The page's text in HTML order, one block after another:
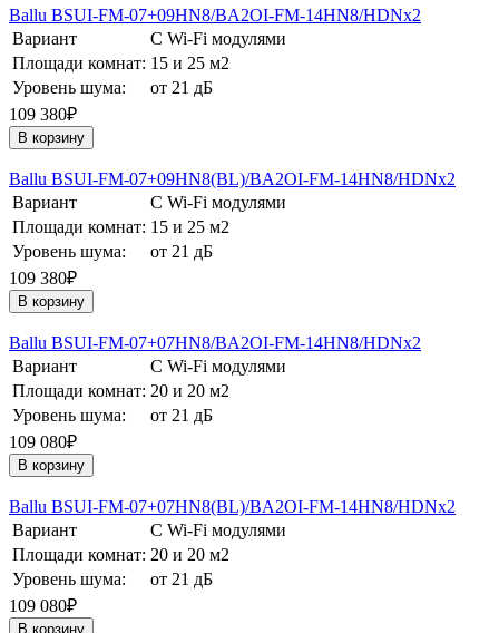
Ballu BSUI-FM-07+09HN8/BA2OI-FM-14HN8/HDNх2
Вариант
С Wi-Fi модулями
Площади комнат: 15 и 25 м2
Уровень шума:
от 21 дБ
109 380₽
В корзину
Ballu BSUI-FM-07+09HN8(BL)/BA2OI-FM-14HN8/HDNх2
Вариант
С Wi-Fi модулями
Площади комнат: 15 и 25 м2
Уровень шума:
от 21 дБ
109 380₽
В корзину
Ballu BSUI-FM-07+07HN8/BA2OI-FM-14HN8/HDNх2
Вариант
С Wi-Fi модулями
Площади комнат: 20 и 20 м2
Уровень шума:
от 21 дБ
109 080₽
В корзину
Ballu BSUI-FM-07+07HN8(BL)/BA2OI-FM-14HN8/HDNх2
Вариант
С Wi-Fi модулями
Площади комнат: 20 и 20 м2
Уровень шума:
от 21 дБ
109 080₽
В корзину